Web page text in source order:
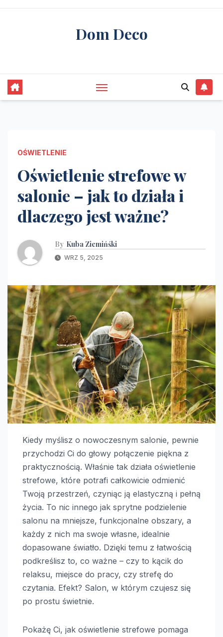
Skip
Dom Deco
OŚWIETLENIE
Oświetlenie strefowe w
salonie – jak to działa i
dlaczego jest ważne?
By Kuba Ziemińśki
WRZ 5, 2025
Kiedy myślisz o nowoczesnym salonie, pewnie
przychodzi Ci do głowy połączenie piękna z
praktycznością. Właśnie tak działa oświetlenie
strefowe, które potrafi całkowicie odmienić
Twoją przestrzeń, czyniąc ją elastyczną i pełną
życia. To nic innego jak sprytne podzielenie
salonu na mniejsze, funkcjonalne obszary, a
każdy z nich ma swoje własne, idealnie
dopasowane światło. Dzięki temu z łatwością
podkreślisz to, co ważne – czy to kącik do
relaksu, miejsce do pracy, czy strefę do
czytania. Efekt? Salon, w którym czujesz się
po prostu świetnie.
Pokażę Ci, jak oświetlenie strefowe pomaga